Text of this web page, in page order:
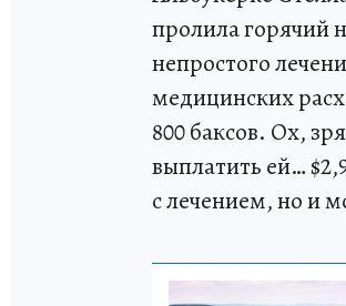
пролила горячий
непростого
медицинских
800 баксов. Ох,
выплатить ей…
с лечением, но и